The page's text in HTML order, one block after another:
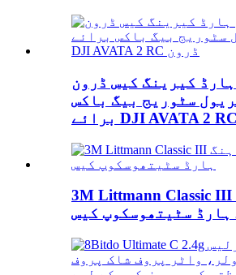
کیرینگ کیس ڈرون
سٹوریج بیگ باکس
3M Littmann Classic III کے ساتھ ہم
ہارڈ سٹیتھوسکوپ کیس